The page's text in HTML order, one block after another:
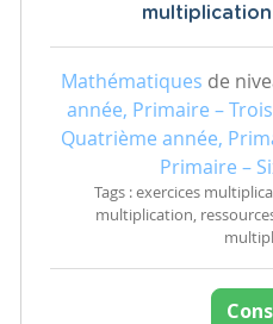
Mathématiques de
année, Primaire –
Quatrième année,
Primaire –
Tags : exercices
multiplication,